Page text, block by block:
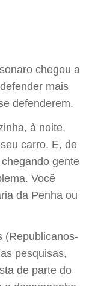
chegou a
mais
defenderem.
à noite,
carro. E, de
gente
Você
da Penha ou
(Republicanos-
pesquisas,
de parte do